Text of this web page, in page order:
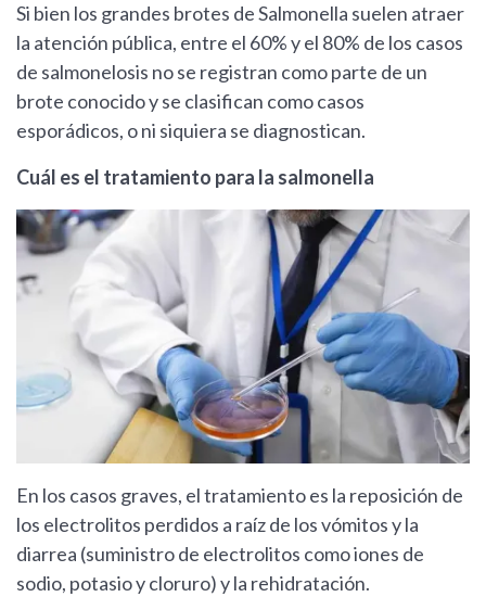
Si bien los grandes brotes de Salmonella suelen atraer
la atención pública, entre el 60% y el 80% de los casos
de salmonelosis no se registran como parte de un
brote conocido y se clasifican como casos
esporádicos, o ni siquiera se diagnostican.
Cuál es el tratamiento para la salmonella
En los casos graves, el tratamiento es la reposición de
los electrolitos perdidos a raíz de los vómitos y la
diarrea (suministro de electrolitos como iones de
sodio, potasio y cloruro) y la rehidratación.